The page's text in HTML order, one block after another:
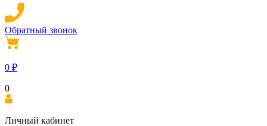
Обратный звонок
0 ₽
0
Личный кабинет